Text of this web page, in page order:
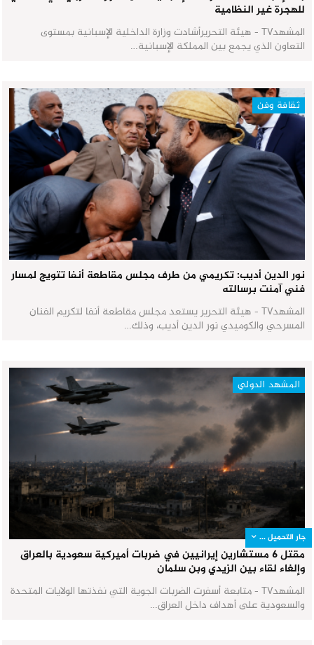
للهجرة غير النظامية
المشهدTV - هيئة التحريرأشادت وزارة الداخلية الإسبانية بمستوى
التعاون الذي يجمع بين المملكة الإسبانية…
ثقافة وفن
نور الدين أديب: تكريمي من طرف مجلس مقاطعة أنفا تتويج لمسار
فني آمنت برسالته
المشهدTV - هيئة التحرير يستعد مجلس مقاطعة أنفا لتكريم الفنان
المسرحي والكوميدي نور الدين أديب، وذلك…
المشهد الدولي
مقتل 6 مستشارين إيرانيين في ضربات أميركية سعودية بالعراق
وإلغاء لقاء بين الزيدي وبن سلمان
المشهدTV - متابعة أسفرت الضربات الجوية التي نفذتها الولايات المتحدة
والسعودية على أهداف داخل العراق…
جار التحميل ...